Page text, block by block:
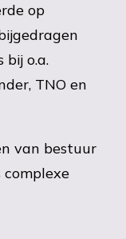
op
bij o.a.
TNO en
van bestuur